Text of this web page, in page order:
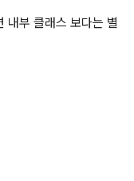
내부 클래스 보다는 별